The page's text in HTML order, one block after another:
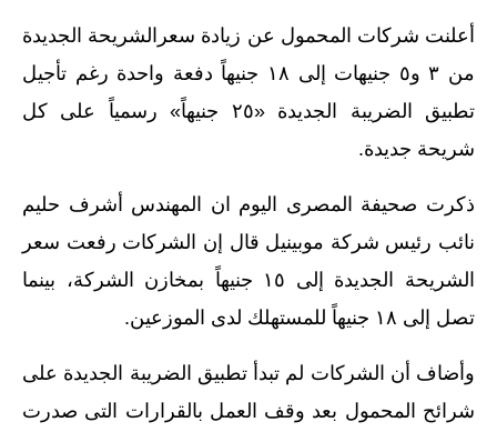
أعلنت شركات المحمول عن زيادة سعرالشريحة الجديدة
من ٣ و٥ جنيهات إلى ١٨ جنيهاً دفعة واحدة رغم تأجيل
تطبيق الضريبة الجديدة «٢٥ جنيهاً» رسمياً على كل
شريحة جديدة.
ذكرت صحيفة المصرى اليوم ان المهندس أشرف حليم
نائب رئيس شركة موبينيل قال إن الشركات رفعت سعر
الشريحة الجديدة إلى ١٥ جنيهاً بمخازن الشركة، بينما
تصل إلى ١٨ جنيهاً للمستهلك لدى الموزعين.
وأضاف أن الشركات لم تبدأ تطبيق الضريبة الجديدة على
شرائح المحمول بعد وقف العمل بالقرارات التى صدرت